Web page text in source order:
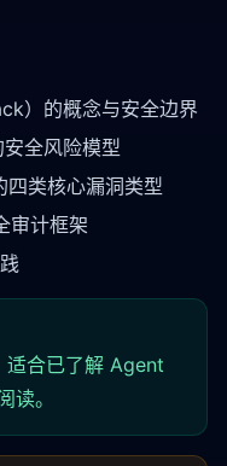
）的概念与安全边界
全风险模型
类核心漏洞类型
审计框架
适合已了解 Agent
读。